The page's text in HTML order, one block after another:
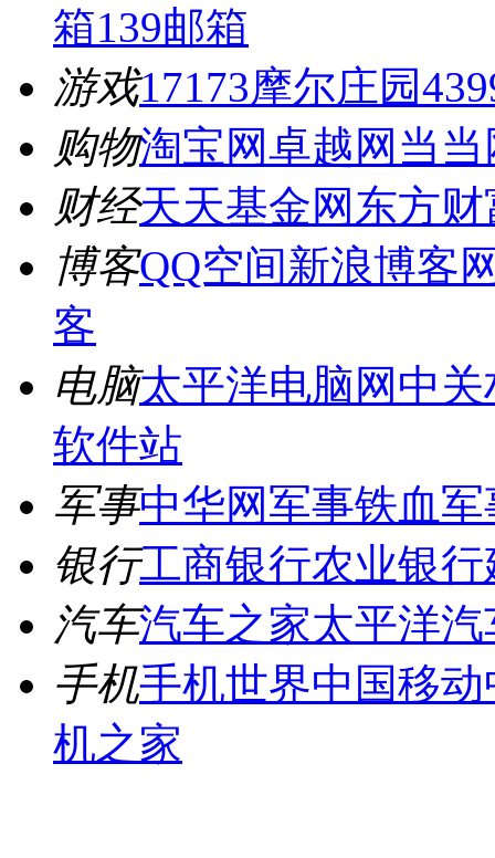
箱139邮箱
游戏17173摩尔庄园
购物淘宝网卓越网 当当
财经天天基金网 东方
博客QQ空间新浪博客
客
电脑太平洋电脑网 中
软件站
军事中华网军事铁血军
银行工商银行农业银行
汽车汽车之家太平洋汽
手机手机世界中国移动
机之家